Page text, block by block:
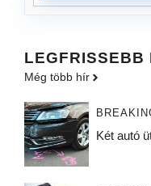
LEGFRISSEBB
Még több hír
Két autó